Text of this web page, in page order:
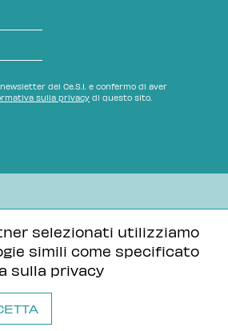
selezionati utilizziamo
simili come specificato
sulla privacy
del Ce.S.I. e confermo di aver
sulla privacy di questo sito.
sulla privacy
questa pagina sono distribuiti con
Attribuzione - Condividi allo
modo 3.0 Unported